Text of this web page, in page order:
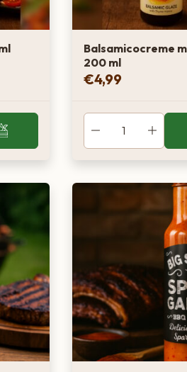
Balsamicocreme
200 ml
€4,99